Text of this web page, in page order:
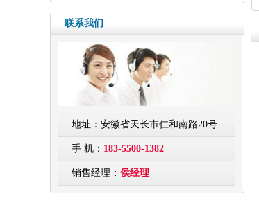
联系我们
地址：安徽省天长市仁和南路20号
手 机： 183-5500-1382
销售经理： 侯经理